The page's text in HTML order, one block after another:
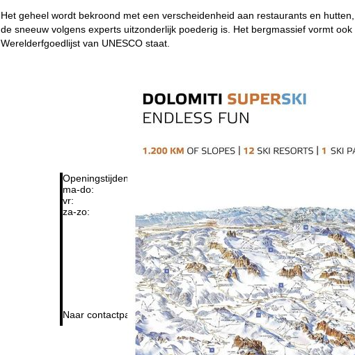
Openingstijden
ma-do:
vr:
za-zo:
gesloten
Naar contactpagina
Advies
Het geheel wordt bekroond met een verscheidenheid aan restaurants en
de sneeuw volgens experts uitzonderlijk poederig is. Het bergmassief vormt
Werelderfgoedlijst van UNESCO staat.